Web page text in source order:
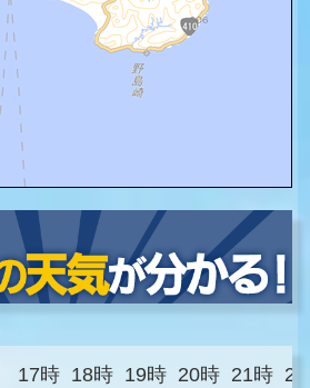
17時 18時 19時 20時 21時